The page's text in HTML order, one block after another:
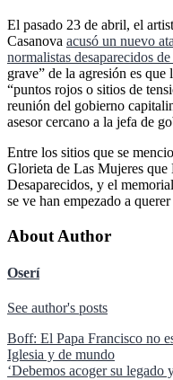
El pasado 23 de abril, el
Casanova acusó un nuevo
normalistas desaparecidos
grave” de la agresión es
“puntos rojos o sitios de
reunión del gobierno
asesor cercano a la jefa de
Entre los sitios que se
Glorieta de Las Mujeres
Desaparecidos, y el
se ve han empezado a
About Author
Oserí
See author's posts
Navegación
de
Boff: El Papa Francisco no
Iglesia y de mundo
‘Debemos acoger su legado